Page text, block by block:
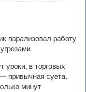
в торговых
привычная суета.
минут